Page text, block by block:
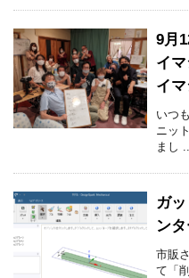
9月
イ
イマ
いつ
ニッ
まし ...
ガ
ン
市販
て「